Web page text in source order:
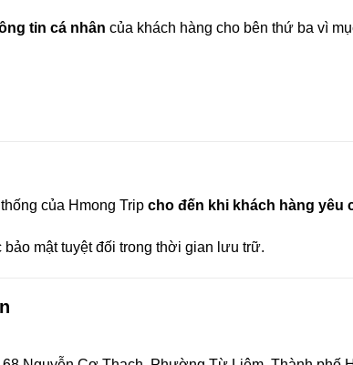
tin cá nhân của khách hàng cho bên thứ ba vì
của Hmong Trip cho đến khi khách hàng yêu
mật tuyệt đối trong thời gian lưu trữ.